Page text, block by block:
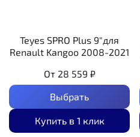
Teyes SPRO Plus 9"для
Renault Kangoo 2008-2021
От 28 559 ₽
Выбрать
Купить в 1 клик